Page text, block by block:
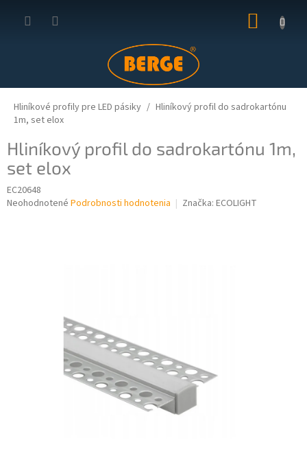
KOŠÍK
Hliníkové profily pre LED pásiky
Hliníkový profil do sadrokartónu
1m, set elox
Hliníkový profil do sadrokartónu 1m,
set elox
EC20648
Priemerné
Neohodnotené Podrobnosti hodnotenia Značka: ECOLIGHT